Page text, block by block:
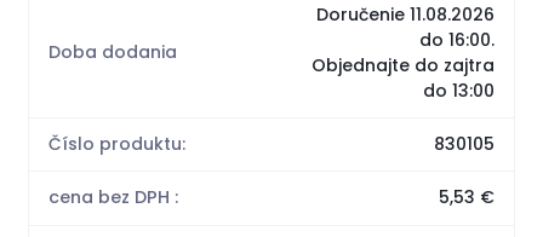
Doba dodania
Doručenie 11.08.2026
do 16:00.
Objednajte do zajtra
do 13:00
Číslo produktu: 830105
cena bez DPH : 5,53 €